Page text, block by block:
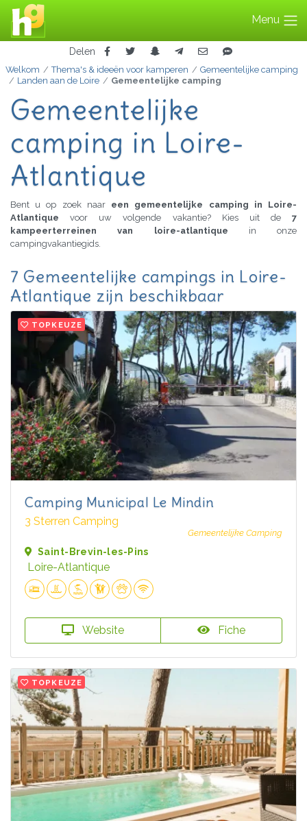
Menu
Delen
Welkom Thema's & ideeën voor kamperen
Gemeentelijke camping
Landen aan de Loire
Gemeentelijke camping
Gemeentelijke
camping in Loire-
Atlantique
Bent u op zoek naar een gemeentelijke camping in Loire-
Atlantiquevoor uw volgende vakantie? Kies uit de 7
kampeerterreinen van loire-atlantique in onze
campingvakantiegids.
7 Gemeentelijke campings in Loire-
Atlantique zijn beschikbaar
TOPKEUZE
Camping Municipal Le Mindin
3 Sterren Camping
Gemeentelijke Camping
Saint-Brevin-les-Pins
Loire-Atlantique
Website Fiche
TOPKEUZE